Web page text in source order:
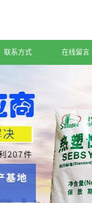
联系方式 在线留言